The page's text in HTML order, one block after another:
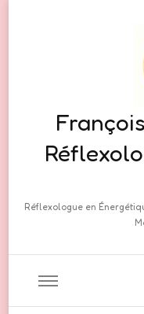
Réflexologue en